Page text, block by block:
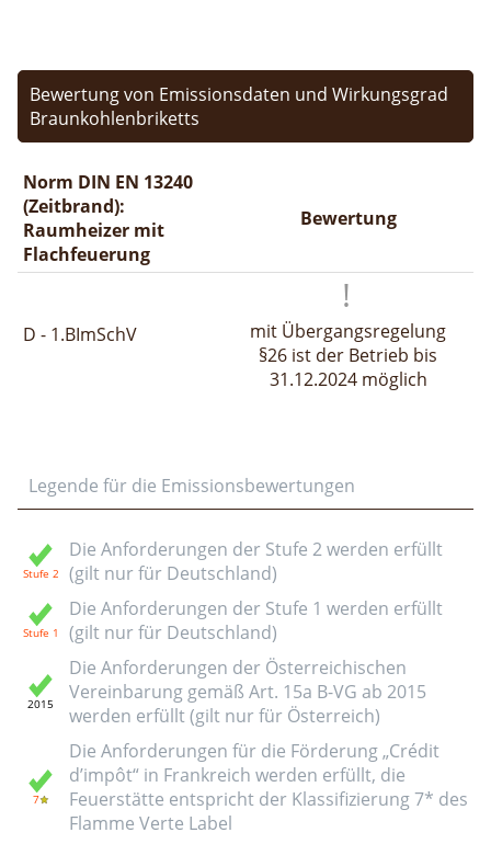
Bewertung von Emissionsdaten und Wirkungsgrad
Braunkohlenbriketts
Norm DIN EN 13240
(Zeitbrand):
Raumheizer mit
Flachfeuerung
Bewertung
D - 1.BImSchV
mit Übergangsregelung
§26 ist der Betrieb bis
31.12.2024 möglich
Legende für die Emissionsbewertungen
Die Anforderungen der Stufe 2 werden erfüllt
(gilt nur für Deutschland)
Die Anforderungen der Stufe 1 werden erfüllt
(gilt nur für Deutschland)
Die Anforderungen der Österreichischen
Vereinbarung gemäß Art. 15a B-VG ab 2015
werden erfüllt (gilt nur für Österreich)
Die Anforderungen für die Förderung „Crédit
d’impôt“ in Frankreich werden erfüllt, die
Feuerstätte entspricht der Klassifizierung 7* des
Flamme Verte Label